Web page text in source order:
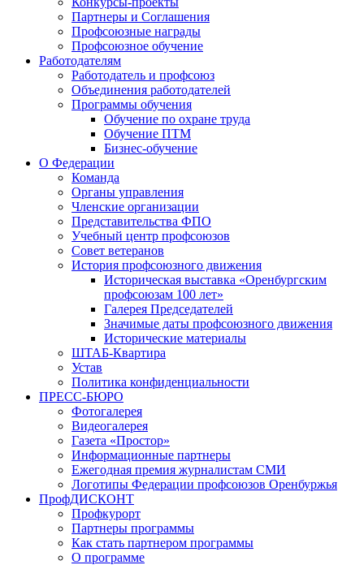
Партнеры и Соглашения
Профсоюзные награды
Профсоюзное обучение
Работодателям
Работодатель и профсоюз
Объединения работодателей
Программы обучения
Обучение по охране труда
Обучение ПТМ
Бизнес-обучение
О Федерации
Команда
Органы управления
Членские организации
Представительства ФПО
Учебный центр профсоюзов
Совет ветеранов
История профсоюзного движения
Историческая выставка «Оренбургским
профсоюзам 100 лет»
Галерея Председателей
Значимые даты профсоюзного движения
Исторические материалы
ШТАБ-Квартира
Устав
Политика конфиденциальности
ПРЕСС-БЮРО
Фотогалерея
Видеогалерея
Газета «Простор»
Информационные партнеры
Ежегодная премия журналистам СМИ
Логотипы Федерации профсоюзов Оренбуржья
ПрофДИСКОНТ
Профкурорт
Партнеры программы
Как стать партнером программы
О программе